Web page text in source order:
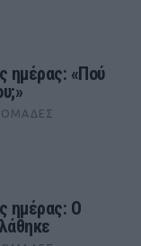
ημέρας: «Πού
ημέρας: Ο